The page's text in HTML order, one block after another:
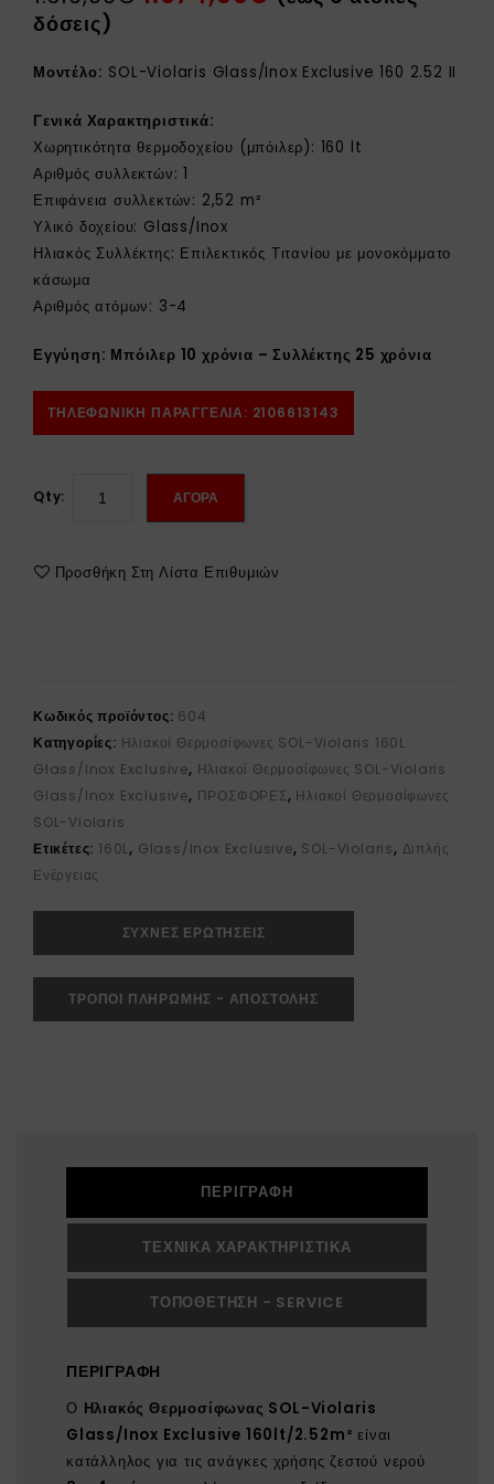
δόσεις)
Μοντέλο: SOL-Violaris Glass/Inox Exclusive 160 2.52 II
Γενικά Χαρακτηριστικά:
Χωρητικότητα θερμοδοχείου (μπόιλερ): 160 lt
Αριθμός συλλεκτών: 1
Επιφάνεια συλλεκτών: 2,52 m²
Υλικό δοχείου: Glass/Inox
Ηλιακός Συλλέκτης: Επιλεκτικός Τιτανίου με μονοκόμματο
κάσωμα
Αριθμός ατόμων: 3-4
Εγγύηση: Μπόιλερ 10 χρόνια – Συλλέκτης 25 χρόνια
ΤΗΛΕΦΩΝΙΚΗ ΠΑΡΑΓΓΕΛΙΑ: 2106613143
Qty: ΑΓΟΡΑ
Προσθήκη Στη Λίστα Επιθυμιών
Κωδικός προϊόντος: 604
Κατηγορίες: Ηλιακοί Θερμοσίφωνες SOL-Violaris 160L
Glass/Inox Exclusive, Ηλιακοί Θερμοσίφωνες SOL-Violaris
Glass/Inox Exclusive, ΠΡΟΣΦΟΡΕΣ, Ηλιακοί Θερμοσίφωνες
SOL-Violaris
Ετικέτες: 160L, Glass/Inox Exclusive, SOL-Violaris, Διπλής
Ενέργειας
ΣΥΧΝΕΣ ΕΡΩΤΗΣΕΙΣ
ΤΡΟΠΟΙ ΠΛΗΡΩΜΗΣ - ΑΠΟΣΤΟΛΗΣ
ΠΕΡΙΓΡΑΦΉ
ΤΕΧΝΙΚΆ ΧΑΡΑΚΤΗΡΙΣΤΙΚΆ
ΤΟΠΟΘΈΤΗΣΗ - SERVICE
ΠΕΡΙΓΡΑΦΉ
Ο Ηλιακός Θερμοσίφωνας SOL-Violaris
Glass/Inox Exclusive 160lt/2.52m² είναι
κατάλληλος για τις ανάγκες χρήσης ζεστού νερού